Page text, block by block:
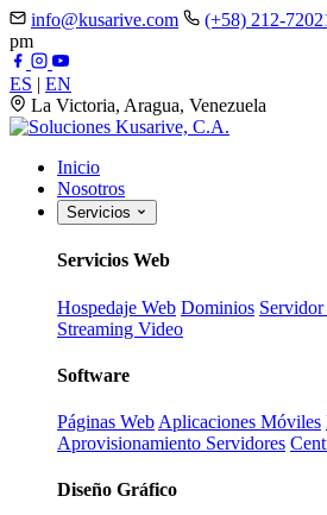
info@kusarive.com (+58) 212-
pm
ES | EN
La Victoria, Aragua, Venezuela
Inicio
Nosotros
Servicios
Servicios Web
Hospedaje Web Dominios
Streaming Video
Software
Páginas Web Aplicaciones Móviles
Aprovisionamiento Servidores
Diseño Gráfico